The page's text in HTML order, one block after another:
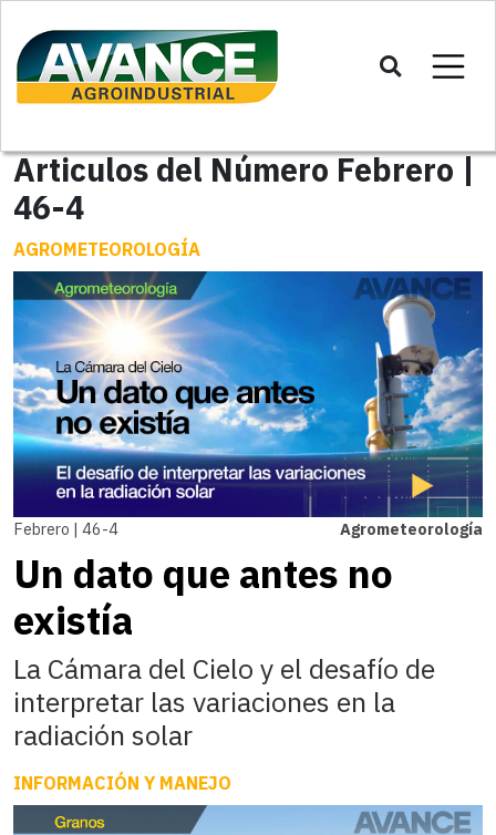
Articulos del Número Febrero |
46-4
AGROMETEOROLOGÍA
Febrero | 46-4 Agrometeorología
Un dato que antes no
existía
La Cámara del Cielo y el desafío de
interpretar las variaciones en la
radiación solar
INFORMACIÓN Y MANEJO